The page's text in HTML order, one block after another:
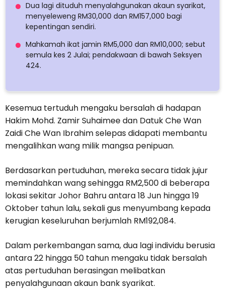
Dua lagi dituduh menyalahgunakan akaun syarikat,
menyeleweng RM30,000 dan RM157,000 bagi
kepentingan sendiri.
Mahkamah ikat jamin RM5,000 dan RM10,000; sebut
semula kes 2 Julai; pendakwaan di bawah Seksyen
424.
Kesemua tertuduh mengaku bersalah di hadapan
Hakim Mohd. Zamir Suhaimee dan Datuk Che Wan
Zaidi Che Wan Ibrahim selepas didapati membantu
mengalihkan wang milik mangsa penipuan.
Berdasarkan pertuduhan, mereka secara tidak jujur
memindahkan wang sehingga RM2,500 di beberapa
lokasi sekitar Johor Bahru antara 18 Jun hingga 19
Oktober tahun lalu, sekali gus menyumbang kepada
kerugian keseluruhan berjumlah RM192,084.
Dalam perkembangan sama, dua lagi individu berusia
antara 22 hingga 50 tahun mengaku tidak bersalah
atas pertuduhan berasingan melibatkan
penyalahgunaan akaun bank syarikat.